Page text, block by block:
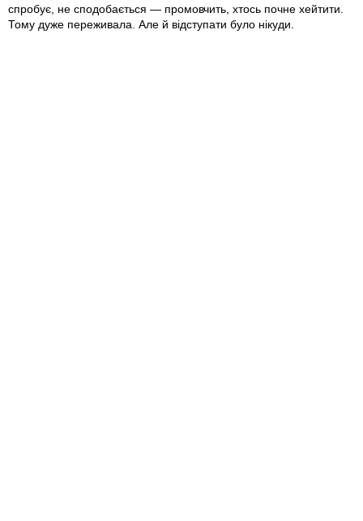
спробує, не сподобається — промовчить, хтось почне хейтити.
Тому дуже переживала. Але й відступати було нікуди.